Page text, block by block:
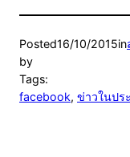
Posted16/10/2015in
by
Tags:
facebook, ข่าวในปร